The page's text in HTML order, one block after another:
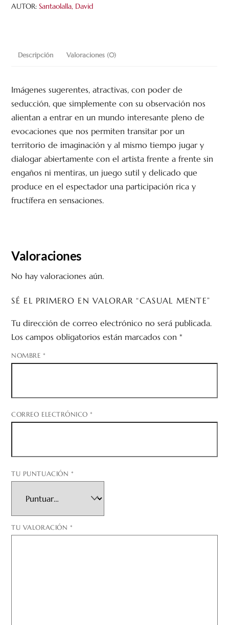
AUTOR:Santaolalla, David
Descripción Valoraciones (0)
Imágenes sugerentes, atractivas, con poder de
seducción, que simplemente con su observación nos
alientan a entrar en un mundo interesante pleno de
evocaciones que nos permiten transitar por un
territorio de imaginación y al mismo tiempo jugar y
dialogar abiertamente con el artista frente a frente sin
engaños ni mentiras, un juego sutil y delicado que
produce en el espectador una participación rica y
fructífera en sensaciones.
Valoraciones
No hay valoraciones aún.
SÉ EL PRIMERO EN VALORAR “CASUAL MENTE”
Tu dirección de correo electrónico no será publicada.
Los campos obligatorios están marcados con*
NOMBRE *
CORREO ELECTRÓNICO*
TU PUNTUACIÓN *
TU VALORACIÓN *